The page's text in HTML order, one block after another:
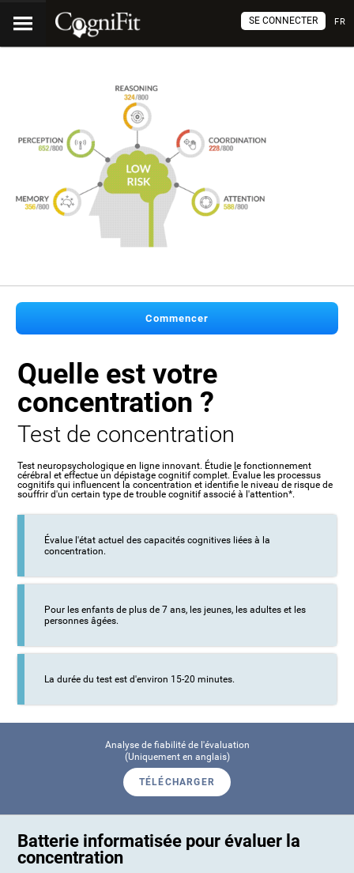
FR
SE CONNECTER
Commencer
Quelle est votre
concentration ?
Test de concentration
Test neuropsychologique en ligne innovant. Étudie le fonctionnement
cérébral et effectue un dépistage cognitif complet. Évalue les processus
cognitifs qui influencent la concentration et identifie le niveau de risque de
souffrir d'un certain type de trouble cognitif associé à l'attention*.
Évalue l'état actuel des capacités cognitives liées à la
concentration.
Pour les enfants de plus de 7 ans, les jeunes, les adultes et les
personnes âgées.
La durée du test est d'environ 15-20 minutes.
Analyse de fiabilité de l'évaluation
(Uniquement en anglais)
TÉLÉCHARGER
Batterie informatisée pour évaluer la
concentration